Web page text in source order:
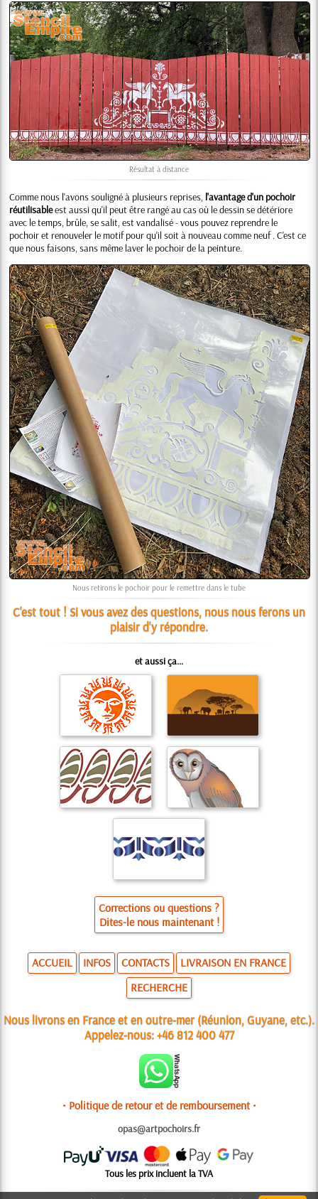
Résultat à distance
Comme nous l'avons souligné à plusieurs reprises, l'avantage d'un pochoir
réutilisableest aussi qu'il peut être rangé au cas où le dessin se détériore
avec le temps, brûle, se salit, est vandalisé - vous pouvez reprendre le
pochoir et renouveler le motif pour qu'il soit à nouveau comme neuf . C'est ce
que nous faisons, sans même laver le pochoir de la peinture.
Nous retirons le pochoir pour le remettre dans le tube
C'est tout ! Si vous avez des questions, nous nous ferons un
plaisir d'y répondre.
et aussi ça...
Corrections ou questions ?
Dites-le nous maintenant !
ACCUEIL INFOS CONTACTS
LIVRAISON EN FRANCE
RECHERCHE
Nous livrons en France et en outre-mer (Réunion, Guyane, etc.).
Appelez-nous:+46 812 400 477
• Politique de retour et de remboursement •
opas@artpochoirs.fr
Tous les prix incluent la TVA